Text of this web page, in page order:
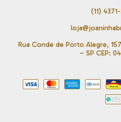
(11)
Rua Conde de Porto Alegre,
– SP CEP: